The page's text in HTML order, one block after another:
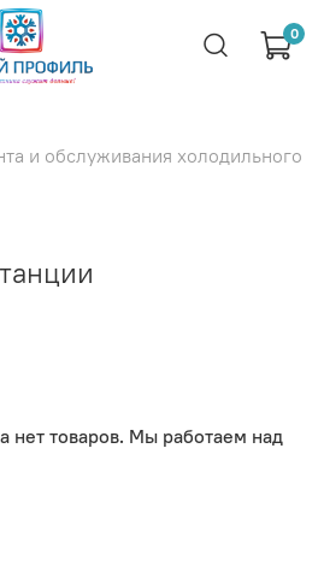
0
и обслуживания холодильного
нет товаров. Мы работаем над